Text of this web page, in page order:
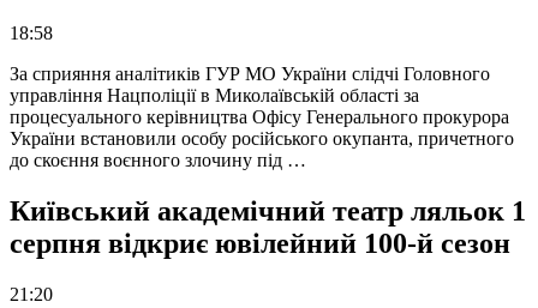
18:58
За сприяння аналітиків ГУР МО України слідчі Головного
управління Нацполіції в Миколаївській області за
процесуального керівництва Офісу Генерального прокурора
України встановили особу російського окупанта, причетного
до скоєння воєнного злочину під …
Київський академічний театр ляльок 1
серпня відкриє ювілейний 100-й сезон
21:20